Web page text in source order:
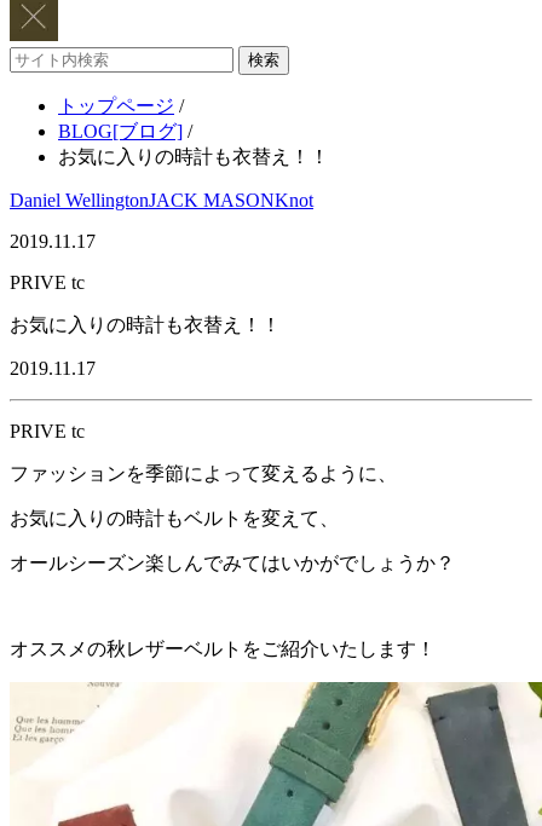
サ
トップページ /
BLOG[ブログ] /
お気に入りの時計も衣替え！！
Daniel WellingtonJACK MASONKnot
2019.11.17
PRIVE tc
お気に入りの時計も衣替え！！
2019.11.17
PRIVE tc
ファッションを季節によって変えるように、
お気に入りの時計もベルトを変えて、
オールシーズン楽しんでみてはいかがでしょうか？
オススメの秋レザーベルトをご紹介いたします！